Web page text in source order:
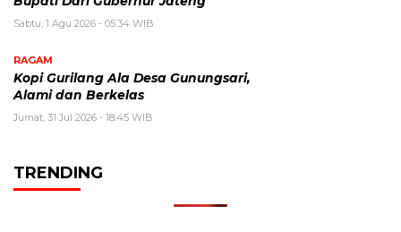
Sabtu, 1 Agu 2026 - 05:34 WIB
RAGAM
Kopi Gurilang Ala Desa Gunungsari,
Alami dan Berkelas
Jumat, 31 Jul 2026 - 18:45 WIB
TRENDING